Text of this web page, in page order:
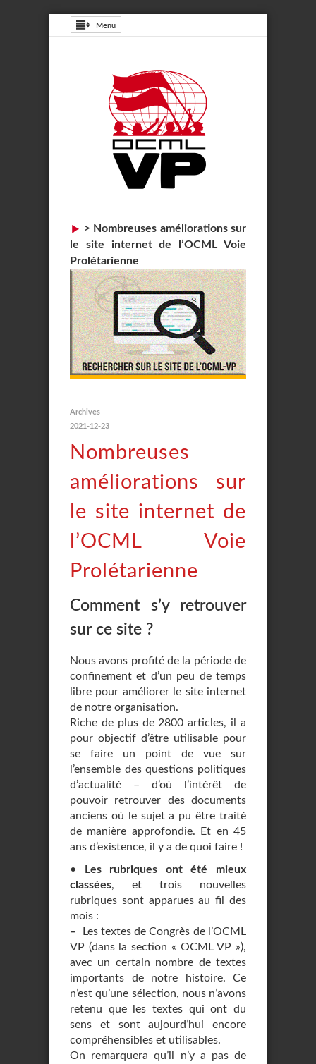
Menu
> Nombreuses améliorations sur
le site internet de l’OCML Voie
Prolétarienne
Archives
2021-12-23
Nombreuses
améliorations sur
le site internet de
l’OCML Voie
Prolétarienne
Comment s’y retrouver
sur ce site ?
Nous avons profité de la période de
confinement et d’un peu de temps
libre pour améliorer le site internet
de notre organisation.
Riche de plus de 2800 articles, il a
pour objectif d’être utilisable pour
se faire un point de vue sur
l’ensemble des questions politiques
d’actualité – d’où l’intérêt de
pouvoir retrouver des documents
anciens où le sujet a pu être traité
de manière approfondie. Et en 45
ans d’existence, il y a de quoi faire !
•
Les rubriques ont été mieux
classées, et trois nouvelles
rubriques sont apparues au fil des
mois :
– Les textes de Congrès de l’OCML
VP (dans la section « OCML VP »),
avec un certain nombre de textes
importants de notre histoire. Ce
n’est qu’une sélection, nous n’avons
retenu que les textes qui ont du
sens et sont aujourd’hui encore
compréhensibles et utilisables.
On remarquera qu’il n’y a pas de